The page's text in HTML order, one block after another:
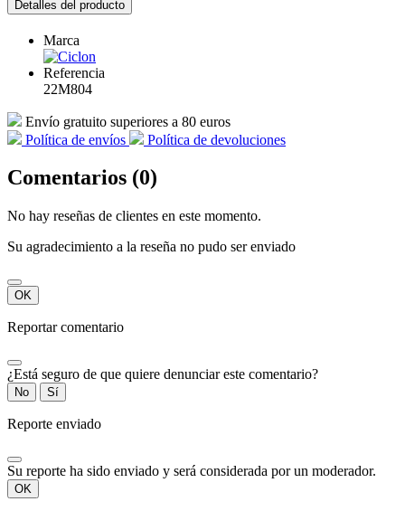
Detalles del producto
Marca
Referencia
22M804
Envío gratuito superiores a 80 euros
Política de envíos
Política de devoluciones
Comentarios (0)
No hay reseñas de clientes en este momento.
Su agradecimiento a la reseña no pudo ser enviado
OK
Reportar comentario
¿Está seguro de que quiere denunciar este comentario?
No Sí
Reporte enviado
Su reporte ha sido enviado y será considerada por un moderador.
OK